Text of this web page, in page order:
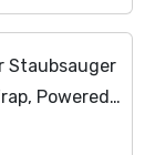
Staubsauger
Powered